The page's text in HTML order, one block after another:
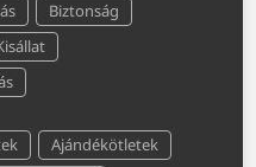
Biztonság
Ajándékötletek